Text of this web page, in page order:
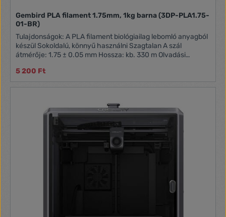
Gembird PLA filament 1.75mm, 1kg barna (3DP-PLA1.75-
01-BR)
Tulajdonságok: A PLA filament biológiailag lebomló anyagból
készül Sokoldalú, könnyű használni Szagtalan A szál
átmérője: 1.75 ± 0.05 mm Hossza: kb. 330 m Olvadási
5 200 Ft